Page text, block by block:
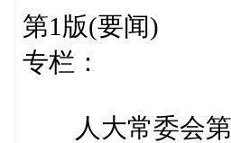
第1版(要闻)
专栏：
人大常委会第